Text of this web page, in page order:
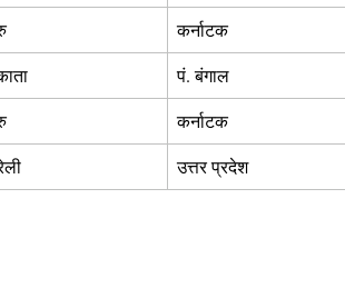
कर्नाटक
पं. बंगाल
कर्नाटक
उत्तर प्रदेश